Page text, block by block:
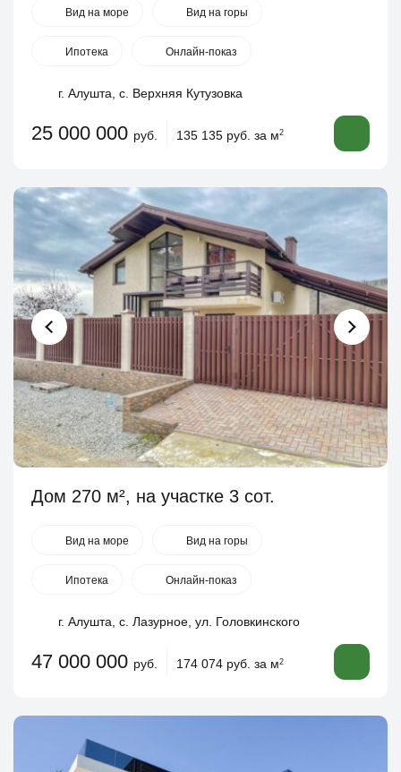
Вид на море Вид на горы
Ипотека Онлайн-показ
г. Алушта, с. Верхняя Кутузовка
25 000 000 руб. 135 135 руб. за м2
Дом 270 м², на участке 3 сот.
Вид на море Вид на горы
Ипотека Онлайн-показ
г. Алушта, с. Лазурное, ул. Головкинского
47 000 000 руб. 174 074 руб. за м2